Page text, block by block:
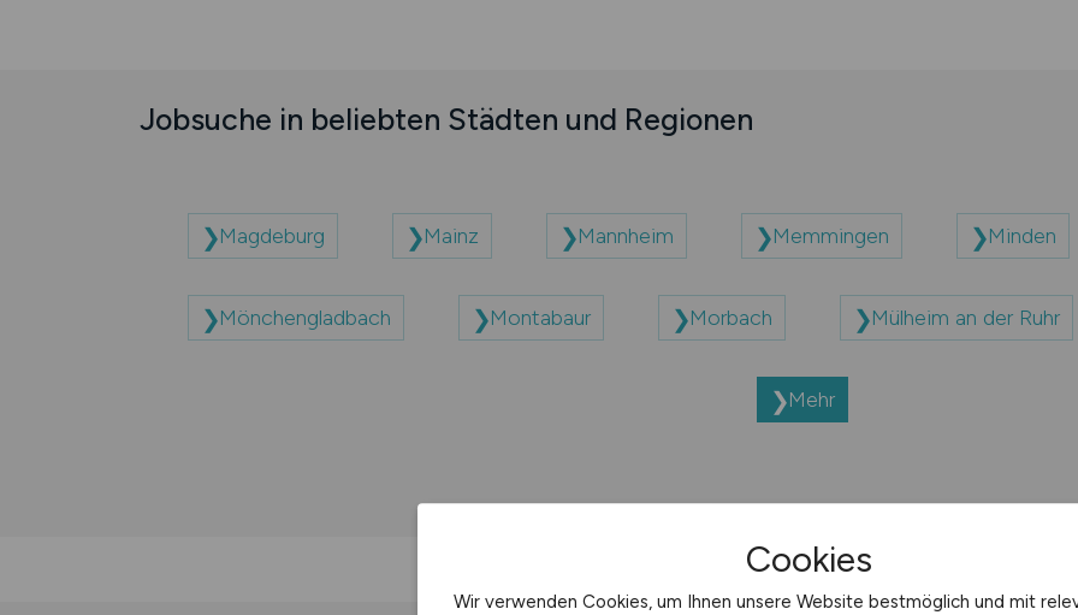
Jobsuche in beliebten Städten und Regionen
Magdeburg Mainz Mannheim Memmingen Minden
Mönchengladbach Montabaur Morbach Mülheim an der Ruhr
Mehr
Cookies
Wir verwenden Cookies, um Ihnen unsere Website bestmöglich und mit